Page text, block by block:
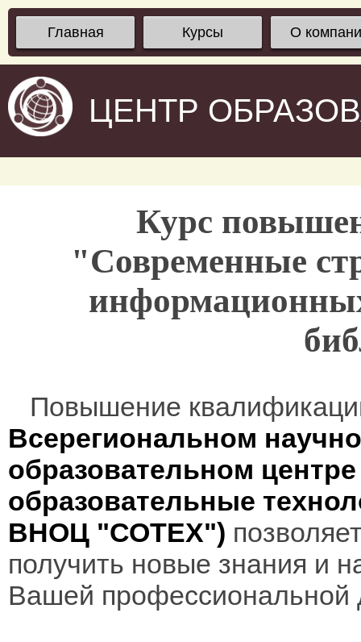
Главная Курсы О
ЦЕНТР
Курс
"Современные
Повышение
Всерегиональном
образовательном
образовательные
ВНОЦ "СОТЕХ")
получить новые знания и
Вашей профессиональной